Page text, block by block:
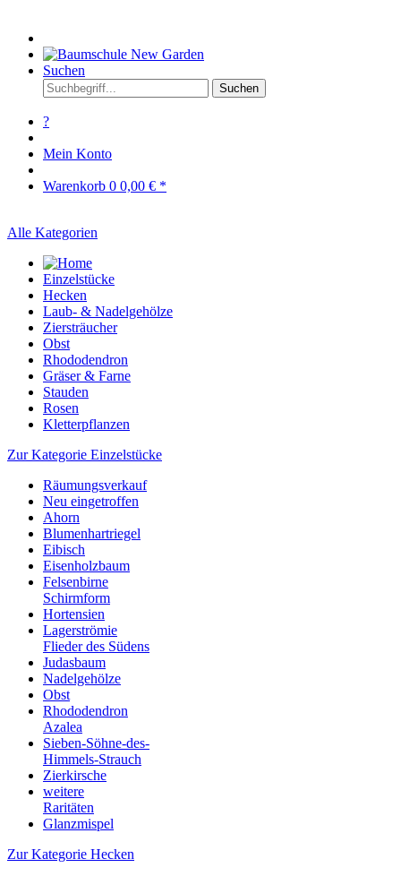
Suchen
Suchen
?
Mein Konto
Warenkorb 0 0,00 € *
Alle Kategorien
Einzelstücke
Hecken
Laub- & Nadelgehölze
Ziersträucher
Obst
Rhododendron
Gräser & Farne
Stauden
Rosen
Kletterpflanzen
Zur Kategorie Einzelstücke
Räumungsverkauf
Neu eingetroffen
Ahorn
Blumenhartriegel
Eibisch
Eisenholzbaum
Felsenbirne
Schirmform
Hortensien
Lagerströmie
Flieder des Südens
Judasbaum
Nadelgehölze
Obst
Rhododendron
Azalea
Sieben-Söhne-des-
Himmels-Strauch
Zierkirsche
weitere
Raritäten
Glanzmispel
Zur Kategorie Hecken